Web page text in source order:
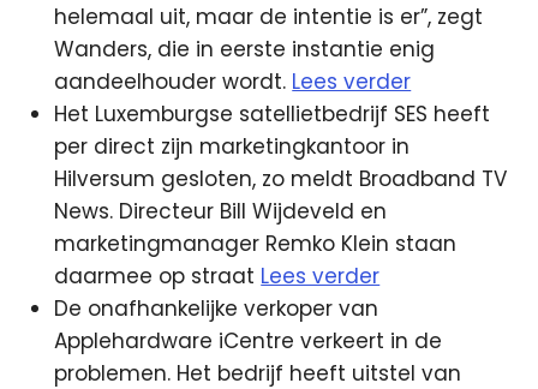
helemaal uit, maar de intentie is er”, zegt
Wanders, die in eerste instantie enig
aandeelhouder wordt. Lees verder
Het Luxemburgse satellietbedrijf SES heeft
per direct zijn marketingkantoor in
Hilversum gesloten, zo meldt Broadband TV
News. Directeur Bill Wijdeveld en
marketingmanager Remko Klein staan
daarmee op straat Lees verder
De onafhankelijke verkoper van
Applehardware iCentre verkeert in de
problemen. Het bedrijf heeft uitstel van